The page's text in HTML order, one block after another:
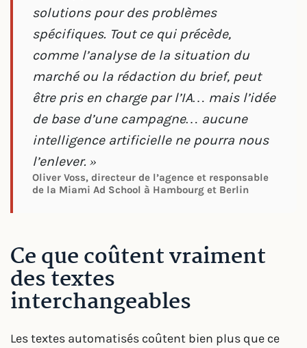
solutions pour des problèmes
spécifiques. Tout ce qui précède,
comme l’analyse de la situation du
marché ou la rédaction du brief, peut
être pris en charge par l’IA… mais l’idée
de base d’une campagne… aucune
intelligence artificielle ne pourra nous
l’enlever. »
Oliver Voss, directeur de l’agence et responsable
de la Miami Ad School à Hambourg et Berlin
Ce que coûtent vraiment
des textes
interchangeables
Les textes automatisés coûtent bien plus que ce